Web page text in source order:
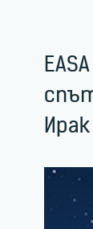
Ирак